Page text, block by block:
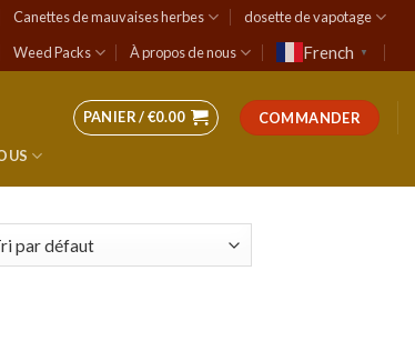
Canettes de mauvaises herbes
dosette de vapotage
Weed Packs
À propos de nous French ▼
PANIER /€0.00 COMMANDER